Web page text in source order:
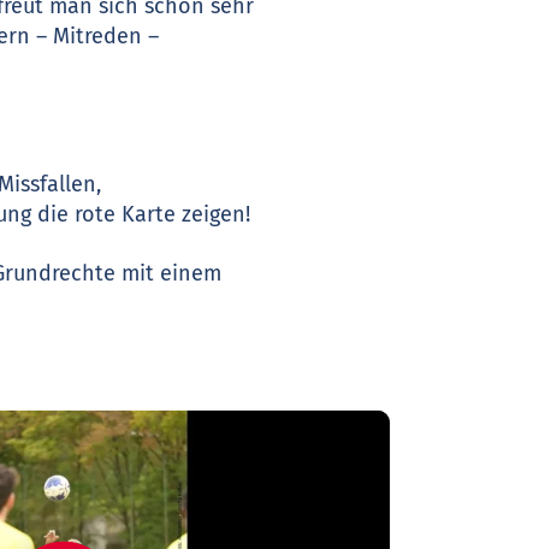
man sich schon sehr
– Mitreden –
die rote Karte zeigen!
mit einem